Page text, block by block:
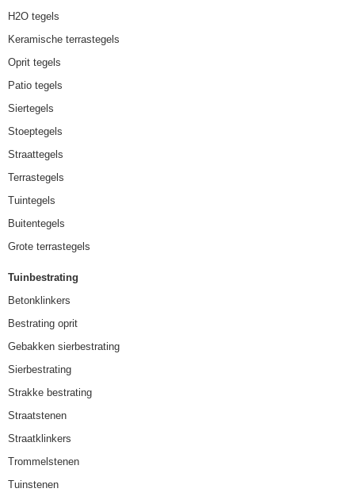
H2O tegels
Keramische terrastegels
Oprit tegels
Patio tegels
Siertegels
Stoeptegels
Straattegels
Terrastegels
Tuintegels
Buitentegels
Grote terrastegels
Tuinbestrating
Betonklinkers
Bestrating oprit
Gebakken sierbestrating
Sierbestrating
Strakke bestrating
Straatstenen
Straatklinkers
Trommelstenen
Tuinstenen